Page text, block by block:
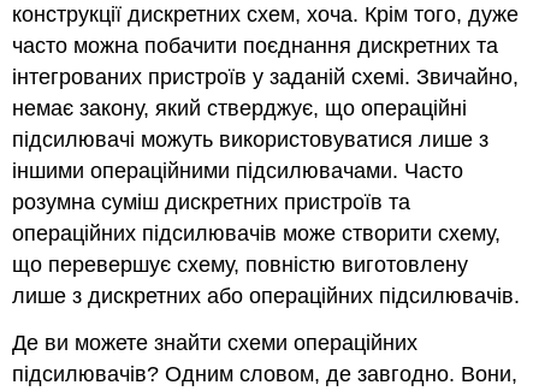
конструкції дискретних схем, хоча. Крім того, дуже
часто можна побачити поєднання дискретних та
інтегрованих пристроїв у заданій схемі. Звичайно,
немає закону, який стверджує, що операційні
підсилювачі можуть використовуватися лише з
іншими операційними підсилювачами. Часто
розумна суміш дискретних пристроїв та
операційних підсилювачів може створити схему,
що перевершує схему, повністю виготовлену
лише з дискретних або операційних підсилювачів.
Де ви можете знайти схеми операційних
підсилювачів? Одним словом, де завгодно. Вони,